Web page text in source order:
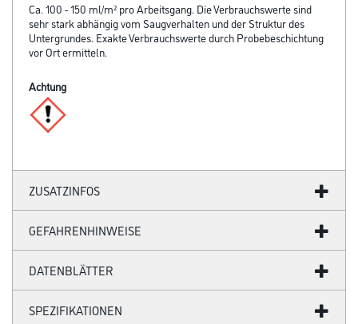
Ca. 100 - 150 ml/m² pro Arbeitsgang. Die Verbrauchswerte sind
sehr stark abhängig vom Saugverhalten und der Struktur des
Untergrundes. Exakte Verbrauchswerte durch Probebeschichtung
vor Ort ermitteln.
Achtung
ZUSATZINFOS
GEFAHRENHINWEISE
DATENBLÄTTER
SPEZIFIKATIONEN